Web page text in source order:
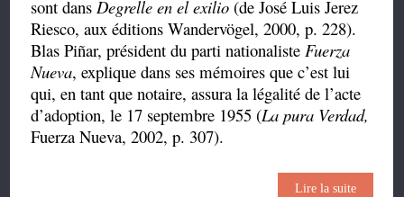
sont dansDegrelle en el exilio (de José Luis Jerez
Riesco, aux éditions Wandervögel, 2000, p. 228).
Blas Piñar, président du parti nationalisteFuerza
Nueva, explique dans ses mémoires que c’est lui
qui, en tant que notaire, assura la légalité de l’acte
d’adoption, le 17 septembre 1955 (La pura Verdad,
Fuerza Nueva, 2002, p. 307).
Lire la suite